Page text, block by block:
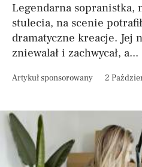
Legendarna sopranistka,
stulecia, na scenie
dramatyczne kreacje. Jej
zniewalał i zachwycał, a...
Artykuł sponsorowany 2